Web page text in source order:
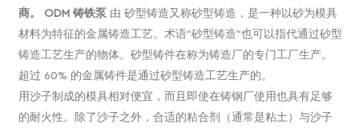
商。 ODM 铸铁泵 由 砂型铸造又称砂型铸造，是一种以砂为模具
材料为特征的金属铸造工艺。术语“砂型铸造”也可以指代通过砂型
铸造工艺生产的物体。砂型铸件在称为铸造厂的专门工厂生产。
超过 60% 的金属铸件是通过砂型铸造工艺生产的。
用沙子制成的模具相对便宜，而且即使在铸钢厂使用也具有足够
的耐火性。除了沙子之外，合适的粘合剂（通常是粘土）与沙子